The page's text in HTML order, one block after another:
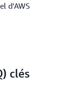
d’AWS
clés